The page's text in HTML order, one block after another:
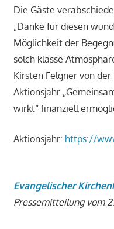
Die Gäste
„Danke für diesen
Möglichkeit der
solch klasse
Kirsten Felgner von
Aktionsjahr
wirkt“ finanziell
Aktionsjahr: https://
Evangelischer
Pressemitteilung vom